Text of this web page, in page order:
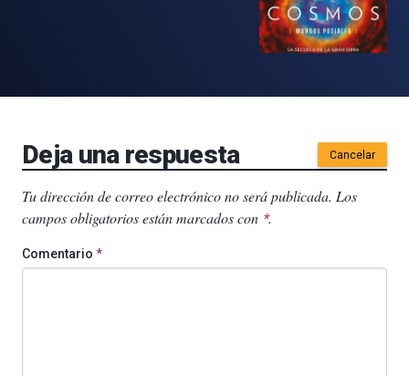
Deja una respuesta Cancelar
Tu dirección de correo electrónico no será publicada. Los
campos obligatorios están marcados con *.
Comentario *